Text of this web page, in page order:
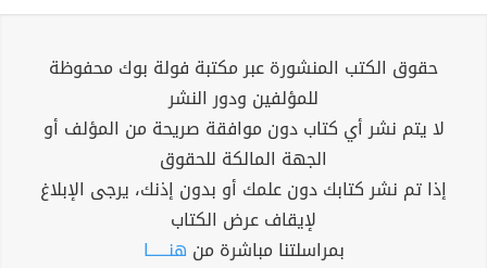
حقوق الكتب المنشورة عبر مكتبة فولة بوك محفوظة
للمؤلفين ودور النشر
لا يتم نشر أي كتاب دون موافقة صريحة من المؤلف أو
الجهة المالكة للحقوق
إذا تم نشر كتابك دون علمك أو بدون إذنك، يرجى الإبلاغ
لإيقاف عرض الكتاب
بمراسلتنا مباشرة من هنــــــا